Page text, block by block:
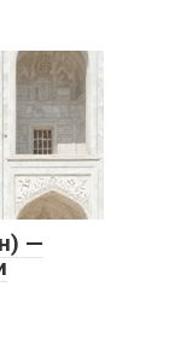
—